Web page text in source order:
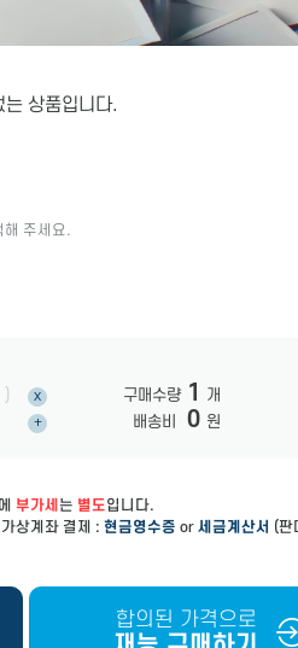
는 상품입니다.
주세요.
x 구매수량 1 개
+ 배송비 0 원
부가세 는 별도입니다.
상계좌 결제 : 현금영수증 or 세금계산서 (판
합의된 가격으로